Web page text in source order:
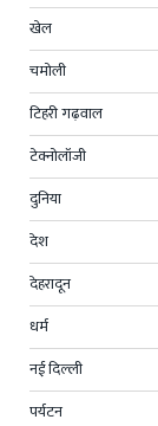
खेल
चमोली
टिहरी गढ़वाल
टेक्नोलॉजी
दुनिया
देश
देहरादून
धर्म
नई दिल्ली
पर्यटन